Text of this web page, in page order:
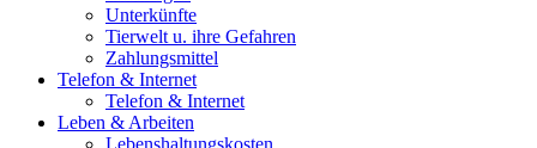
Unterkünfte
Tierwelt u. ihre Gefahren
Zahlungsmittel
Telefon & Internet
Telefon & Internet
Leben & Arbeiten
Lebenshaltungskosten